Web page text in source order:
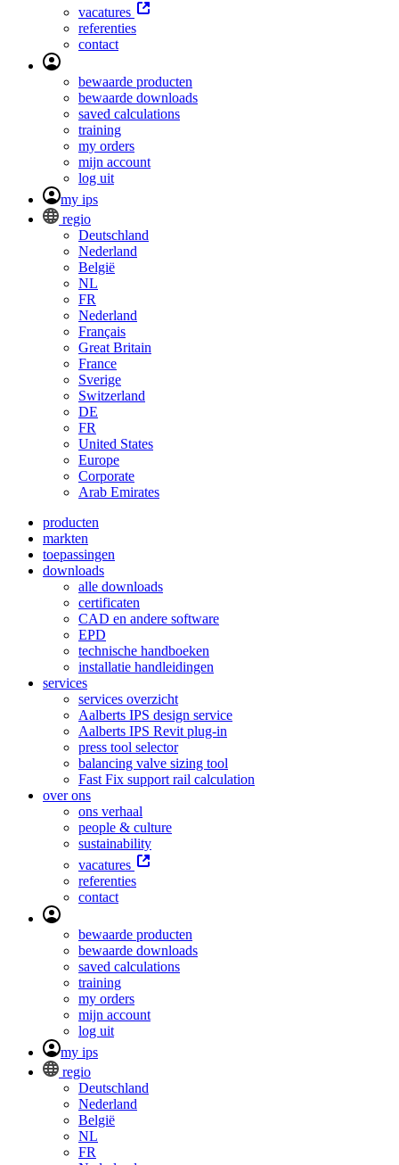
vacatures
referenties
contact
bewaarde producten
bewaarde downloads
saved calculations
training
my orders
mijn account
log uit
my ips
regio
Deutschland
Nederland
België
NL
FR
Nederland
Français
Great Britain
France
Sverige
Switzerland
DE
FR
United States
Europe
Corporate
Arab Emirates
producten
markten
toepassingen
downloads
alle downloads
certificaten
CAD en andere software
EPD
technische handboeken
installatie handleidingen
services
services overzicht
Aalberts IPS design service
Aalberts IPS Revit plug-in
press tool selector
balancing valve sizing tool
Fast Fix support rail calculation
over ons
ons verhaal
people & culture
sustainability
vacatures
referenties
contact
bewaarde producten
bewaarde downloads
saved calculations
training
my orders
mijn account
log uit
my ips
regio
Deutschland
Nederland
België
NL
FR